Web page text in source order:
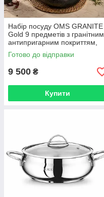
Набір посуду OMS GRANITE
Gold 9 предметів з гранітним
антипригарним покриттям,
індукція, чорний із золотом
OMS 3024-IND-Gold
Готово до відправки
9 500 ₴
Купити